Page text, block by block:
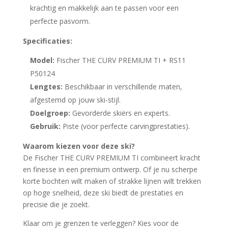
krachtig en makkelijk aan te passen voor een
perfecte pasvorm.
Specificaties:
Model: Fischer THE CURV PREMIUM TI + RS11
P50124
Lengtes: Beschikbaar in verschillende maten,
afgestemd op jouw ski-stijl.
Doelgroep: Gevorderde skiërs en experts.
Gebruik: Piste (voor perfecte carvingprestaties).
Waarom kiezen voor deze ski?
De Fischer THE CURV PREMIUM TI combineert kracht
en finesse in een premium ontwerp. Of je nu scherpe
korte bochten wilt maken of strakke lijnen wilt trekken
op hoge snelheid, deze ski biedt de prestaties en
precisie die je zoekt.
Klaar om je grenzen te verleggen? Kies voor de